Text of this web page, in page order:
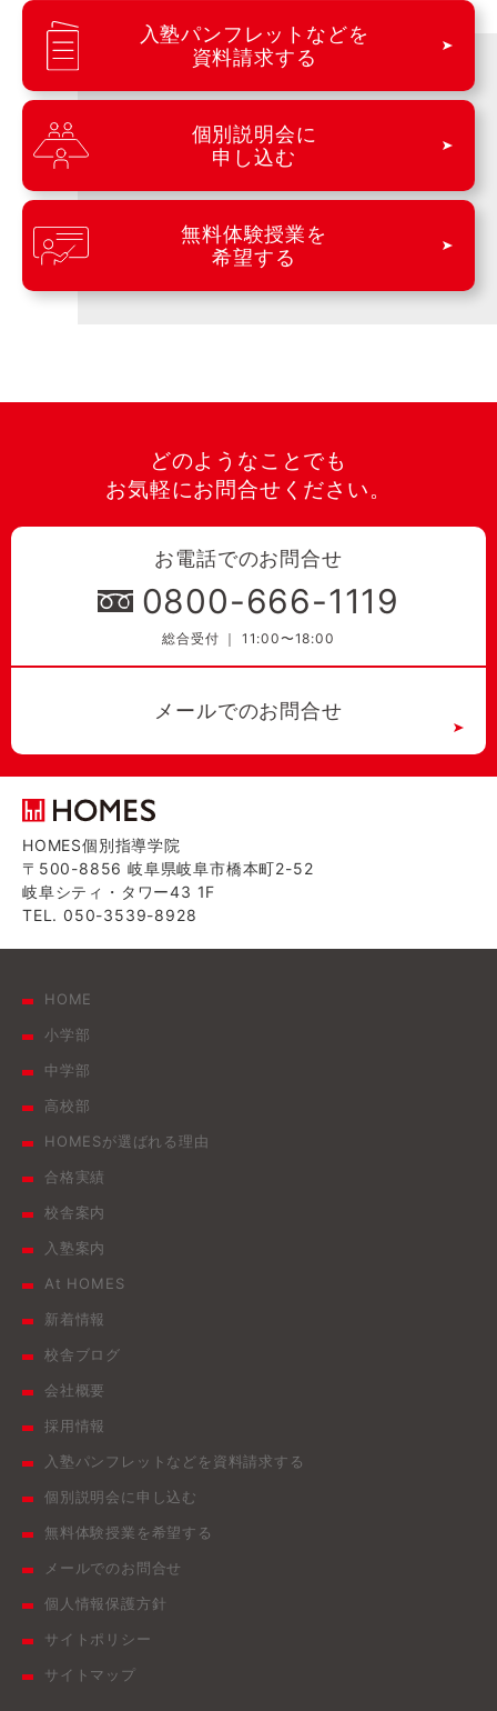
入塾パンフレットなどを
資料請求する
個別説明会に
申し込む
無料体験授業を
希望する
どのようなことでも
お気軽にお問合せください。
お電話でのお問合せ
0800-666-1119
総合受付 ｜ 11:00〜18:00
メールでのお問合せ
HOMES個別指導学院
〒500-8856 岐阜県岐阜市橋本町2-52
岐阜シティ・タワー43 1F
TEL. 050-3539-8928
HOME
小学部
中学部
高校部
HOMESが選ばれる理由
合格実績
校舎案内
入塾案内
At HOMES
新着情報
校舎ブログ
会社概要
採用情報
入塾パンフレットなどを資料請求する
個別説明会に申し込む
無料体験授業を希望する
メールでのお問合せ
個人情報保護方針
サイトポリシー
サイトマップ